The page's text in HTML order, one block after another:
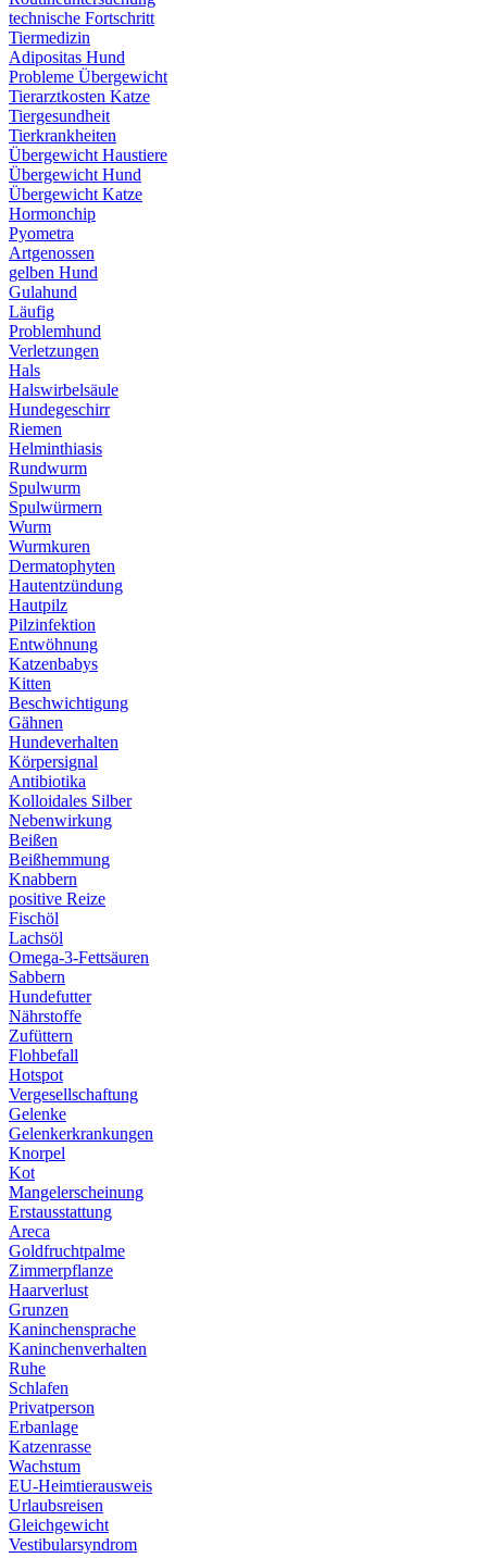
technische Fortschritt
Tiermedizin
Adipositas Hund
Probleme Übergewicht
Tierarztkosten Katze
Tiergesundheit
Tierkrankheiten
Übergewicht Haustiere
Übergewicht Hund
Übergewicht Katze
Hormonchip
Pyometra
Artgenossen
gelben Hund
Gulahund
Läufig
Problemhund
Verletzungen
Hals
Halswirbelsäule
Hundegeschirr
Riemen
Helminthiasis
Rundwurm
Spulwurm
Spulwürmern
Wurm
Wurmkuren
Dermatophyten
Hautentzündung
Hautpilz
Pilzinfektion
Entwöhnung
Katzenbabys
Kitten
Beschwichtigung
Gähnen
Hundeverhalten
Körpersignal
Antibiotika
Kolloidales Silber
Nebenwirkung
Beißen
Beißhemmung
Knabbern
positive Reize
Fischöl
Lachsöl
Omega-3-Fettsäuren
Sabbern
Hundefutter
Nährstoffe
Zufüttern
Flohbefall
Hotspot
Vergesellschaftung
Gelenke
Gelenkerkrankungen
Knorpel
Kot
Mangelerscheinung
Erstausstattung
Areca
Goldfruchtpalme
Zimmerpflanze
Haarverlust
Grunzen
Kaninchensprache
Kaninchenverhalten
Ruhe
Schlafen
Privatperson
Erbanlage
Katzenrasse
Wachstum
EU-Heimtierausweis
Urlaubsreisen
Gleichgewicht
Vestibularsyndrom